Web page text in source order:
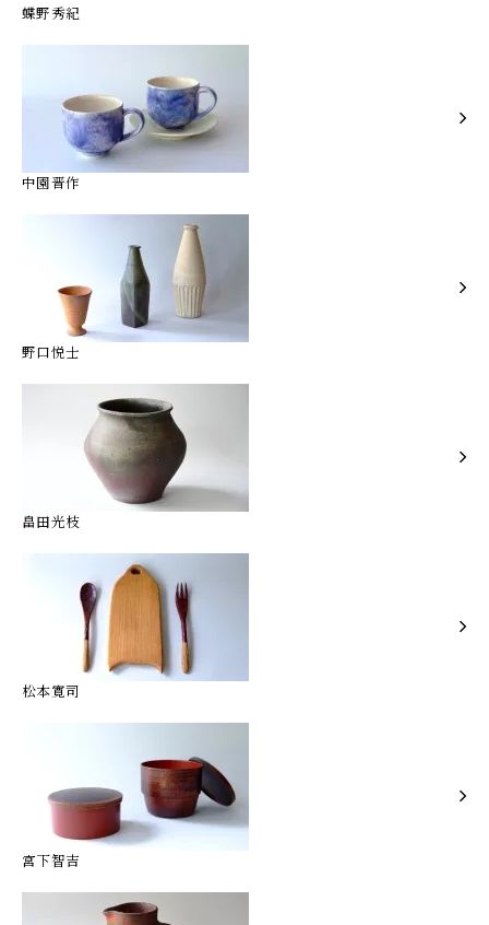
蝶野秀紀
中園晋作
野口悦士
畠田光枝
松本寛司
宮下智吉